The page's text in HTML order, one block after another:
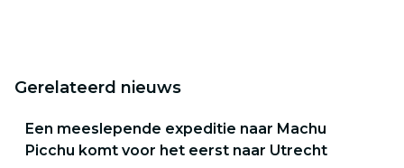
Gerelateerd nieuws
Een meeslepende expeditie naar Machu
Picchu komt voor het eerst naar Utrecht